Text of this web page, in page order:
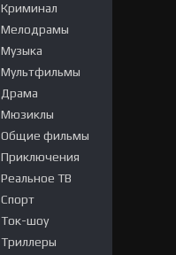
Криминал
Мелодрамы
Музыка
Мультфильмы
Драма
Мюзиклы
Общие фильмы
Приключения
Реальное ТВ
Спорт
Ток-шоу
Триллеры